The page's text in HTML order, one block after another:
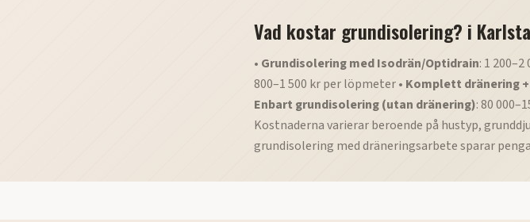
Vad kostar grundisolering? i
• Grundisolering med Isodrän/Optidrain: 1
800–1 500 kr per löpmeter • Komplett dränering
Enbart grundisolering (utan dränering): 80
Kostnaderna varierar beroende på hustyp,
grundisolering med dräneringsarbete sparar